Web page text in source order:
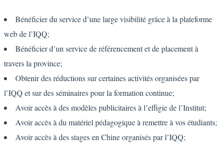
Bénéficier du service d’une large visibilité grâce à la plateforme
web de l’IQQ;
Bénéficier d’un service de référencement et de placement à
travers la province;
Obtenir des réductions sur certaines activités organisées par
l’IQQ et sur des séminaires pour la formation continue;
Avoir accès à des modèles publicitaires à l’effigie de l’Institut;
Avoir accès à du matériel pédagogique à remettre à vos étudiants;
Avoir accès à des stages en Chine organisés par l’IQQ;